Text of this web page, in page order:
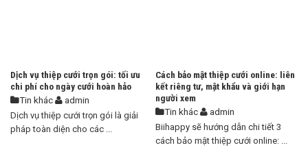
Dịch vụ thiệp cưới trọn gói: tối ưu
chi phí cho ngày cưới hoàn hảo
Tin khác
admin
Dịch vụ thiệp cưới trọn gói là giải
pháp toàn diện cho các ...
Cách bảo mật thiệp cưới online: liên
kết riêng tư, mật khẩu và giới hạn
người xem
Tin khác
admin
Biihappy sẽ hướng dẫn chi tiết 3
cách bảo mật thiệp cưới online: ...